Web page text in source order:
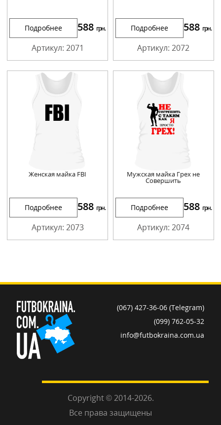
Подробнее 588 грн.
Артикул: 2071
Подробнее 588 грн.
Артикул: 2072
Женская майка FBI
Подробнее 588 грн.
Артикул: 2073
Мужская майка Грех не
Совершить
Подробнее 588 грн.
Артикул: 2074
(067) 427-36-06 (Telegram)
(099) 762-05-32
info@futbokraina.com.ua
Copyright © 2014-2026.
Все права защищены